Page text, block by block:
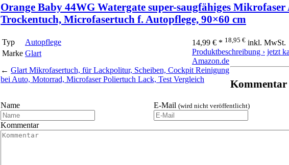
Orange Baby 44WG Watergate super-saugfähiges Mikrofaser
Trockentuch, Microfasertuch f. Autopflege, 90×60 cm
Typ
Autopflege
Marke Glart
14,99 € * 18,95 € inkl. MwSt.
Produktbeschreibung › jetzt
Amazon.de
← Glart Mikrofasertuch, für Lackpolitur, Scheiben, Cockpit Reinigung
bei Auto, Motorrad, Microfaser Poliertuch Lack, Test Vergleich
Kommentar
Name E-Mail (wird nicht veröffentlicht)
Kommentar